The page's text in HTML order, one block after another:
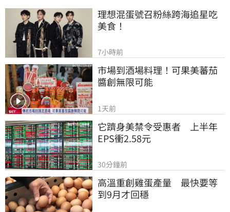
理想混蛋號召粉絲跨海追星吃
美食！
7小時前
市場到酒場料理！可果美蕃茄
醬創無限可能
1天前
它躋身美禁令受惠者　上半年
EPS衝2.58元
30分鐘前
高溫重創雞蛋產量　最快要等
到9月才回穩